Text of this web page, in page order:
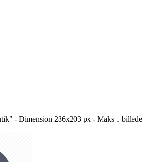
- Dimension 286x203 px - Maks 1 billede